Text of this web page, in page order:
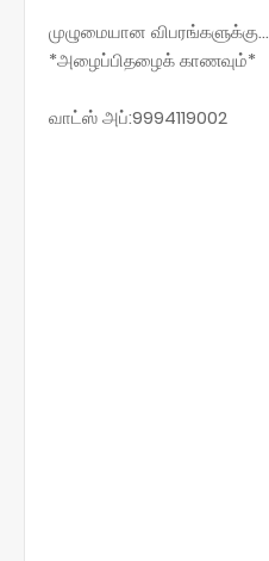
முழுமையான விபரங்களுக்கு...
*அழைப்பிதழைக் காணவும்*
வாட்ஸ் அப்:9994119002